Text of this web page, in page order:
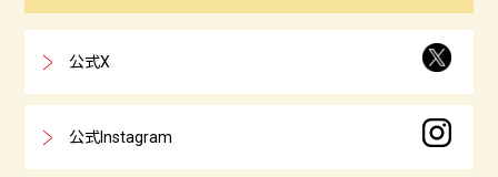
公式X
公式Instagram